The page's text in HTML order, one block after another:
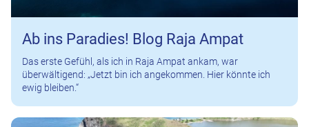
Ab ins Paradies! Blog Raja Ampat
Das erste Gefühl, als ich in Raja Ampat ankam, war
überwältigend: „Jetzt bin ich angekommen. Hier könnte ich
ewig bleiben.“